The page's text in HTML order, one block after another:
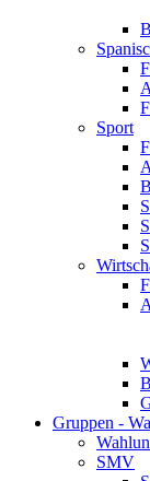
Sport
Gruppen -
SMV